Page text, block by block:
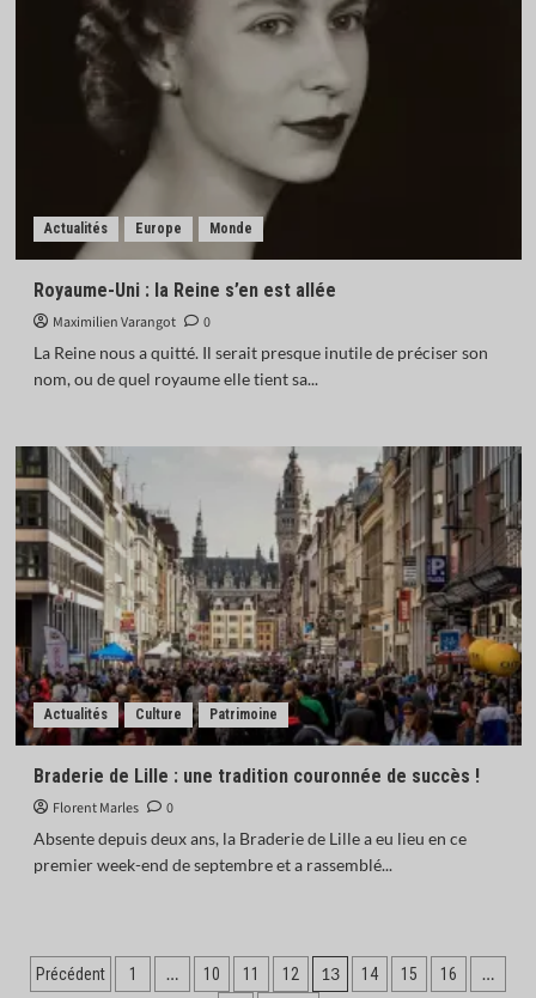
Actualités Europe Monde
Royaume-Uni : la Reine s’en est allée
Maximilien Varangot
0
La Reine nous a quitté. Il serait presque inutile de préciser son
nom, ou de quel royaume elle tient sa...
Actualités Culture Patrimoine
Braderie de Lille : une tradition couronnée de succès !
Florent Marles
0
Absente depuis deux ans, la Braderie de Lille a eu lieu en ce
premier week-end de septembre et a rassemblé...
Pagination
Précédent 1 … 10 11 12 13 14 15 16 …